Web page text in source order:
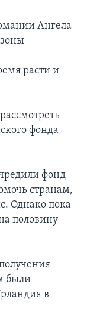
Ангела
расти и
фонда
фонд
странам,
Однако пока
половину
были
в